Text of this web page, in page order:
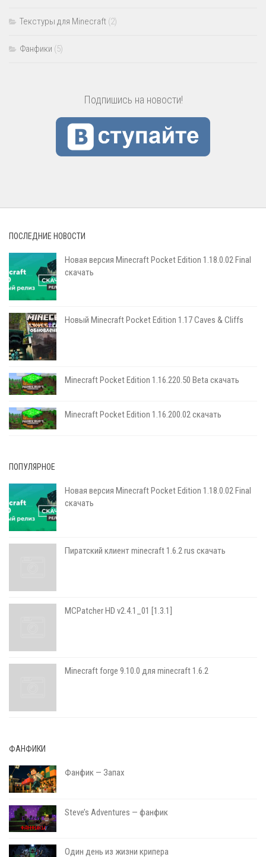
Текстуры для Minecraft (2)
Фанфики (5)
Подпишись на новости!
ПОСЛЕДНИЕ НОВОСТИ
Новая версия Minecraft Pocket Edition 1.18.0.02 Final
скачать
Новый Minecraft Pocket Edition 1.17 Сaves & Cliffs
Minecraft Pocket Edition 1.16.220.50 Beta скачать
Minecraft Pocket Edition 1.16.200.02 скачать
ПОПУЛЯРНОЕ
Новая версия Minecraft Pocket Edition 1.18.0.02 Final
скачать
Пиратский клиент minecraft 1.6.2 rus скачать
MCPatcher HD v2.4.1_01 [1.3.1]
Minecraft forge 9.10.0 для minecraft 1.6.2
ФАНФИКИ
Фанфик — Запах
Steve’s Adventures — фанфик
Один день из жизни крипера